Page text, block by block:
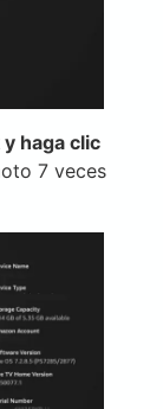
haga clic
7 veces